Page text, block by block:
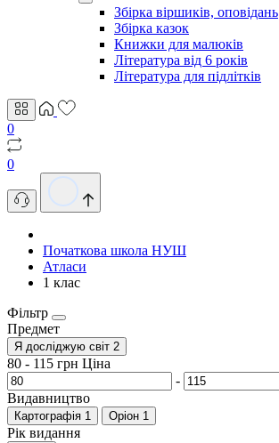
Збірка віршиків, оповідань
Збірка казок
Книжки для малюків
Література від 6 років
Література для підлітків
0
0
Початкова школа НУШ
Атласи
1 клас
Фільтр
Предмет
Я досліджую світ 2
80 - 115 грн Ціна
-
Видавництво
Картографія 1 Оріон 1
Рік видання